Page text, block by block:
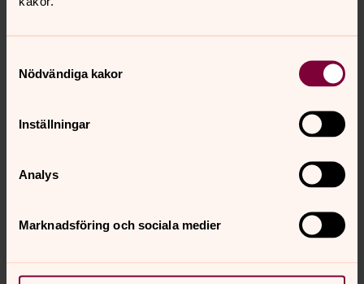
Nödvändiga kakor
Inställningar
Analys
Marknadsföring och sociala medier